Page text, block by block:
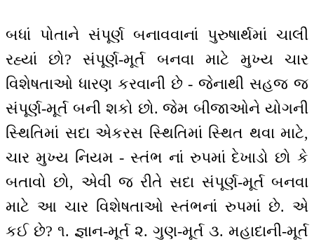
બધાં પોતાને સંપૂર્ણ બનાવવાનાં પુરુષાર્થમાં ચાલી
રહ્યાં છો? સંપૂર્ણ-મૂર્ત બનવા માટે મુખ્ય ચાર
વિશેષતાઓ ધારણ કરવાની છે - જેનાથી સહજ જ
સંપૂર્ણ-મૂર્ત બની શકો છો. જેમ બીજાઓને યોગની
સ્થિતિમાં સદા એકરસ સ્થિતિમાં સ્થિત થવા માટે,
ચાર મુખ્ય નિયમ - સ્તંભ નાં રુપમાં દેખાડો છો કે
બતાવો છો, એવી જ રીતે સદા સંપૂર્ણ-મૂર્ત બનવા
માટે આ ચાર વિશેષતાઓ સ્તંભનાં રુપમાં છે. એ
કઈ છે? ૧. જ્ઞાન-મૂર્ત ૨. ગુણ-મૂર્ત ૩. મહાદાની-મૂર્ત